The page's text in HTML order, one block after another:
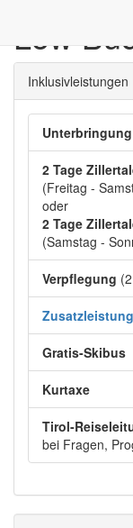
Low
Inklusivleistungen
Unterbringung
2 Tage
(Freitag -
oder
2 Tage
(Samstag -
Verpflegung
Gratis-Skibus
Kurtaxe
Tirol-
bei Fragen,